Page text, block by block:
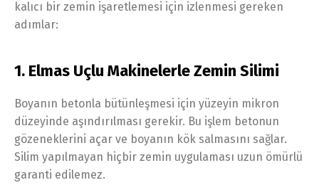
kalıcı bir zemin işaretlemesi için izlenmesi gereken
adımlar:
1. Elmas Uçlu Makinelerle Zemin Silimi
Boyanın betonla bütünleşmesi için yüzeyin mikron
düzeyinde aşındırılması gerekir. Bu işlem betonun
gözeneklerini açar ve boyanın kök salmasını sağlar.
Silim yapılmayan hiçbir zemin uygulaması uzun ömürlü
garanti edilemez.